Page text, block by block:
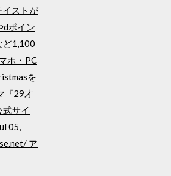
イストが
dポイン
ど1,100
ホ・PC
を
『29才
サイ
05,
ア